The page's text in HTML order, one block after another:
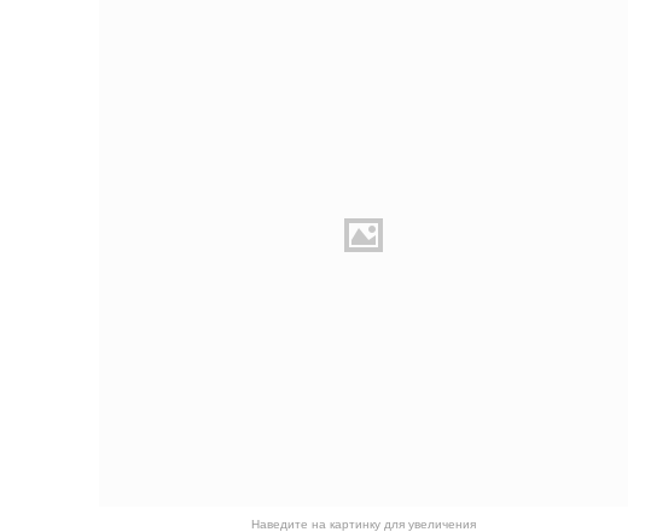
Наведите на картинку для увеличения